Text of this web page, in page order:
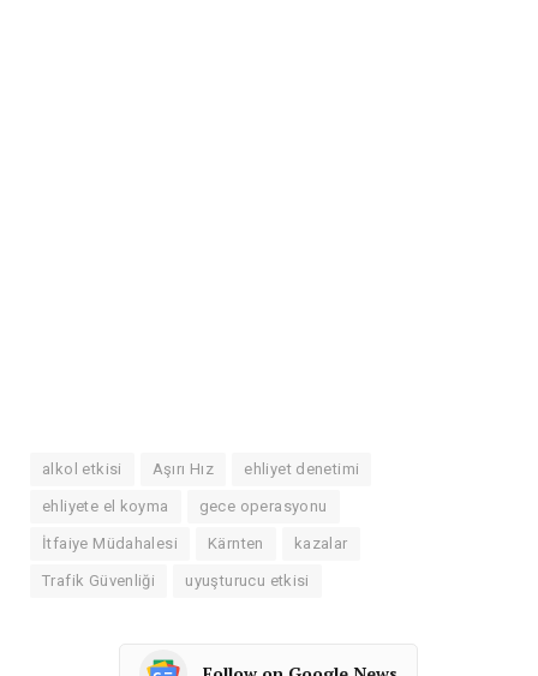
alkol etkisi Aşırı Hız ehliyet denetimi
ehliyete el koyma gece operasyonu
İtfaiye Müdahalesi Kärnten kazalar
Trafik Güvenliği uyuşturucu etkisi